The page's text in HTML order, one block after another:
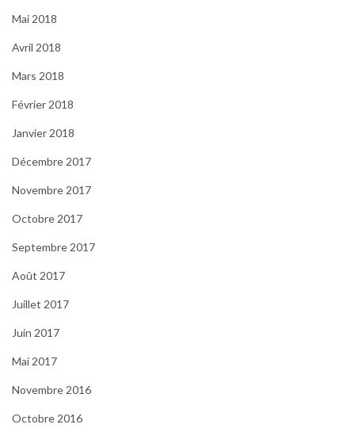
Mai 2018
Avril 2018
Mars 2018
Février 2018
Janvier 2018
Décembre 2017
Novembre 2017
Octobre 2017
Septembre 2017
Août 2017
Juillet 2017
Juin 2017
Mai 2017
Novembre 2016
Octobre 2016